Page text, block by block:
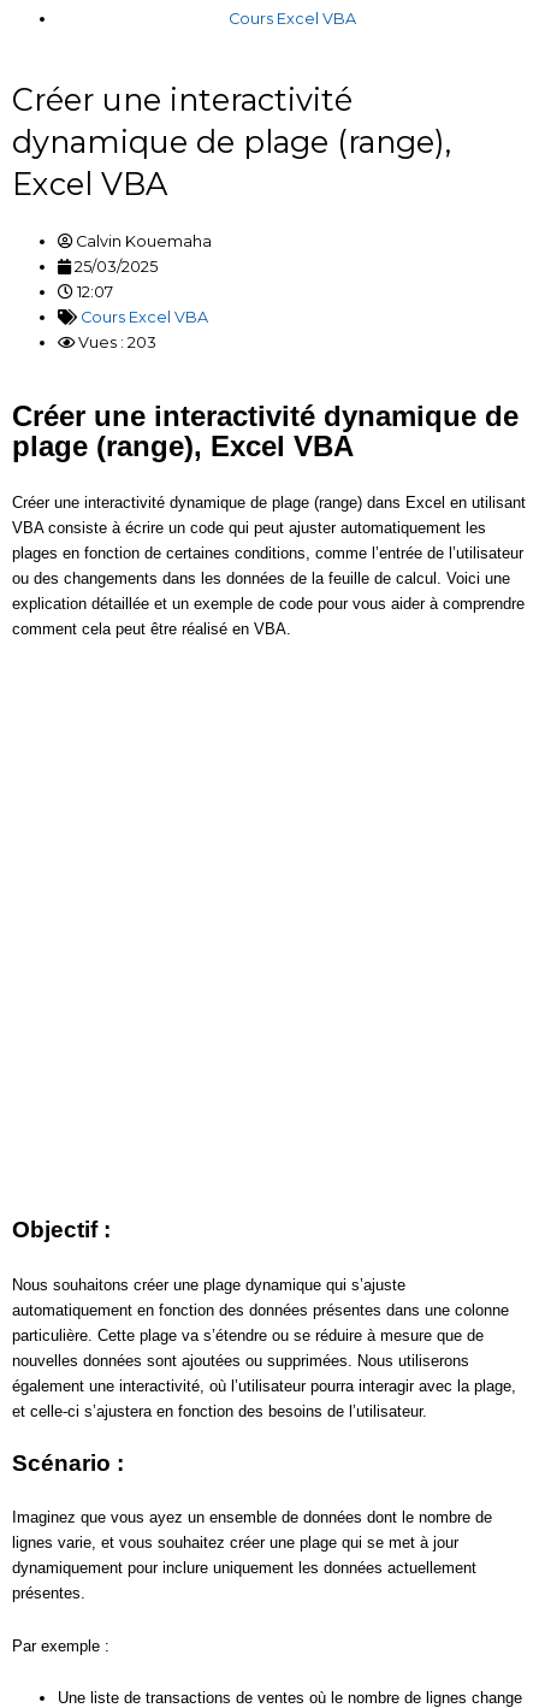
Cours Excel VBA
Créer une interactivité
dynamique de plage (range),
Excel VBA
Calvin Kouemaha
25/03/2025
12:07
Cours Excel VBA
Vues : 203
Créer une interactivité dynamique de
plage (range), Excel VBA
Créer une interactivité dynamique de plage (range) dans Excel en utilisant
VBA consiste à écrire un code qui peut ajuster automatiquement les
plages en fonction de certaines conditions, comme l’entrée de l’utilisateur
ou des changements dans les données de la feuille de calcul. Voici une
explication détaillée et un exemple de code pour vous aider à comprendre
comment cela peut être réalisé en VBA.
Objectif :
Nous souhaitons créer une plage dynamique qui s’ajuste
automatiquement en fonction des données présentes dans une colonne
particulière. Cette plage va s’étendre ou se réduire à mesure que de
nouvelles données sont ajoutées ou supprimées. Nous utiliserons
également une interactivité, où l’utilisateur pourra interagir avec la plage,
et celle-ci s’ajustera en fonction des besoins de l’utilisateur.
Scénario :
Imaginez que vous ayez un ensemble de données dont le nombre de
lignes varie, et vous souhaitez créer une plage qui se met à jour
dynamiquement pour inclure uniquement les données actuellement
présentes.
Par exemple :
Une liste de transactions de ventes où le nombre de lignes change